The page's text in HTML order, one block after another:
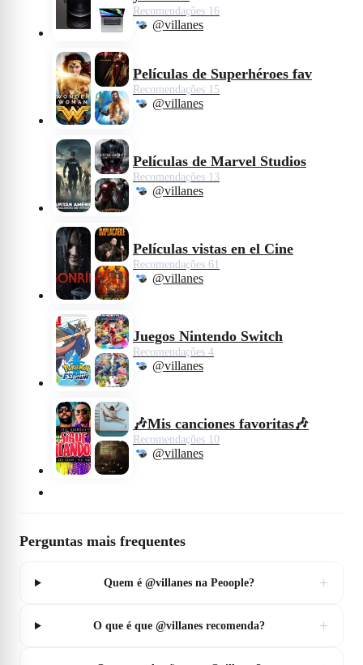
Recomendações 16
@villanes
Películas de Superhéroes fav
Recomendações 15
@villanes
Películas de Marvel Studios
Recomendações 13
@villanes
Películas vistas en el Cine
Recomendações 61
@villanes
Juegos Nintendo Switch
Recomendações 4
@villanes
🎶Mis canciones favoritas🎶
Recomendações 10
@villanes
Perguntas mais frequentes
Quem é @villanes na Peoople? +
O que é que @villanes recomenda? +